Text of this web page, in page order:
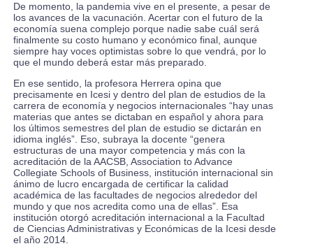
De momento, la pandemia vive en el presente, a pesar de
los avances de la vacunación. Acertar con el futuro de la
economía suena complejo porque nadie sabe cuál será
finalmente su costo humano y económico final, aunque
siempre hay voces optimistas sobre lo que vendrá, por lo
que el mundo deberá estar más preparado.
En ese sentido, la profesora Herrera opina que
precisamente en Icesi y dentro del plan de estudios de la
carrera de economía y negocios internacionales “hay unas
materias que antes se dictaban en español y ahora para
los últimos semestres del plan de estudio se dictarán en
idioma inglés”. Eso, subraya la docente “genera
estructuras de una mayor competencia y más con la
acreditación de la AACSB, Association to Advance
Collegiate Schools of Business, institución internacional sin
ánimo de lucro encargada de certificar la calidad
académica de las facultades de negocios alrededor del
mundo y que nos acredita como una de ellas”. Esa
institución otorgó acreditación internacional a la Facultad
de Ciencias Administrativas y Económicas de la Icesi desde
el año 2014.